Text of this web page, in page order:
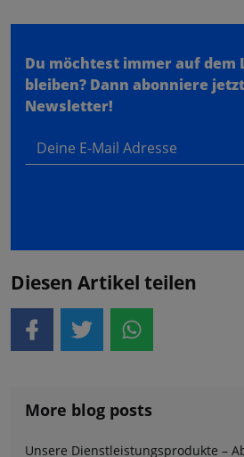
Du möchtest immer auf dem
bleiben? Dann abonniere
Newsletter!
Deine E-Mail Adresse
Diesen Artikel teilen
More blog posts
Unsere Dienstleistungsprodukte –